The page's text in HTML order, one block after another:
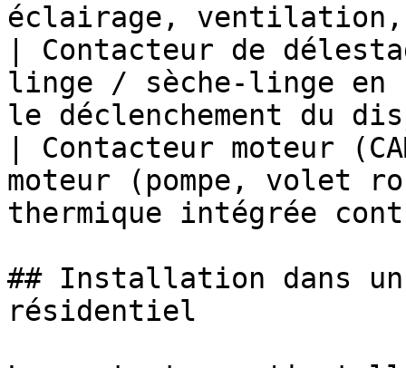
éclairage,
| Contacteur de
linge / sèche-linge en
le déclenchement du
| Contacteur moteur
moteur (pompe, volet
thermique intégrée
## Installation dans
résidentiel